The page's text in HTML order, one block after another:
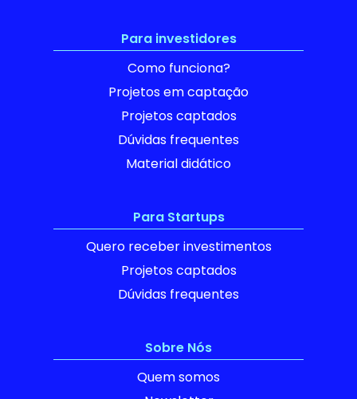
Para investidores
Como funciona?
Projetos em captação
Projetos captados
Dúvidas frequentes
Material didático
Para Startups
Quero receber investimentos
Projetos captados
Dúvidas frequentes
Sobre Nós
Quem somos